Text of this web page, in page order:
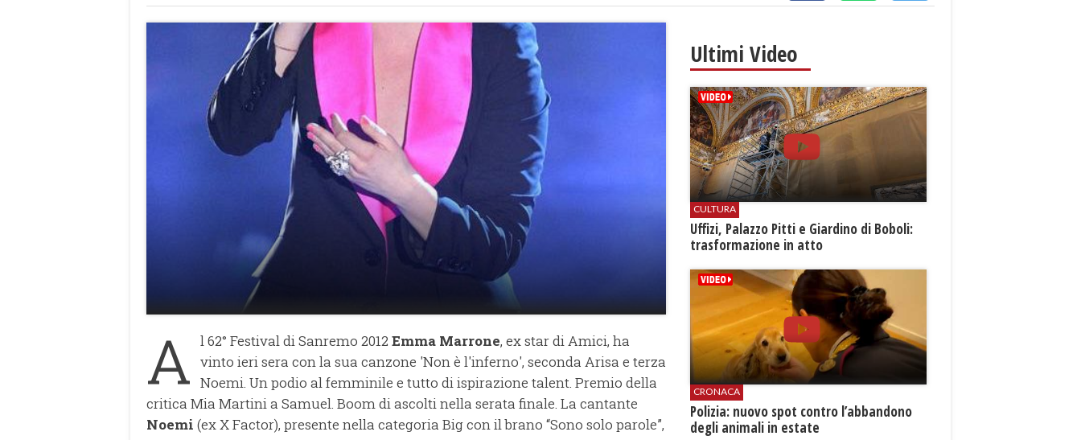
A l 62° Festival di Sanremo 2012 Emma Marrone, ex star di Amici, ha
vinto ieri sera con la sua canzone 'Non è l'inferno', seconda Arisa e terza
Noemi. Un podio al femminile e tutto di ispirazione talent. Premio della
critica Mia Martini a Samuel. Boom di ascolti nella serata finale. La cantante
Noemi (ex X Factor), presente nella categoria Big con il brano “Sono solo parole”,
Ultimi Video
CULTURA
Uffizi, Palazzo Pitti e Giardino di Boboli:
trasformazione in atto
CRONACA
Polizia: nuovo spot contro l’abbandono
degli animali in estate